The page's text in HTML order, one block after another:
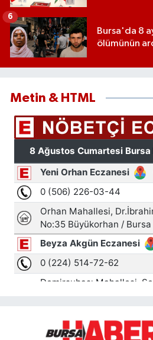
Bursa'da 8
ölümünün
6
Metin & HTML